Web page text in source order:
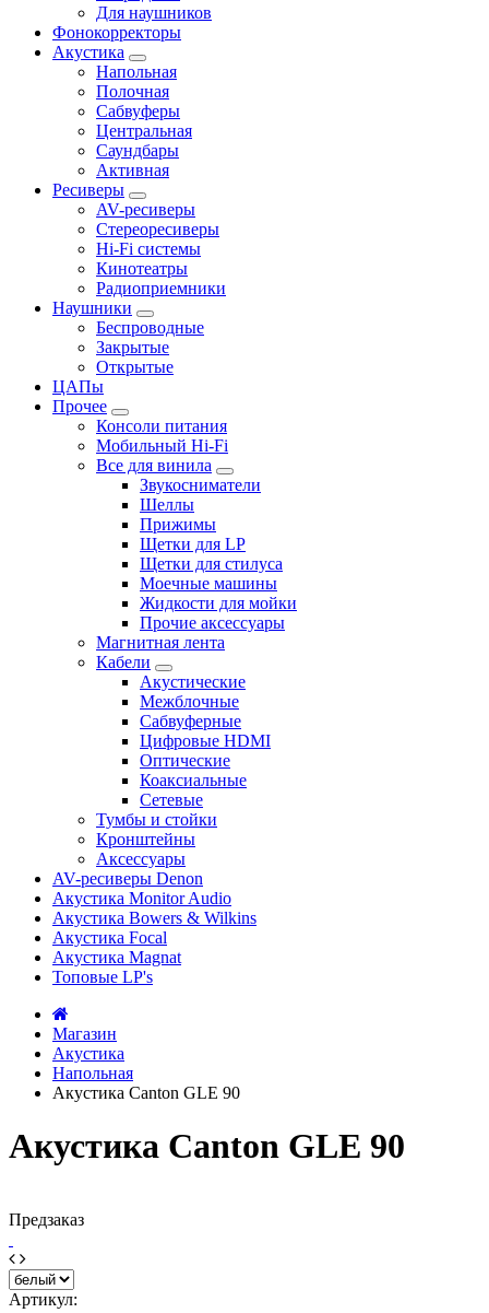
Для наушников
Фонокорректоры
Акустика
Напольная
Полочная
Сабвуферы
Центральная
Саундбары
Активная
Ресиверы
AV-ресиверы
Стереоресиверы
Hi-Fi системы
Кинотеатры
Радиоприемники
Наушники
Беспроводные
Закрытые
Открытые
ЦАПы
Прочее
Консоли питания
Мобильный Hi-Fi
Все для винила
Звукосниматели
Шеллы
Прижимы
Щетки для LP
Щетки для стилуса
Моечные машины
Жидкости для мойки
Прочие аксессуары
Магнитная лента
Кабели
Акустические
Межблочные
Сабвуферные
Цифровые HDMI
Оптические
Коаксиальные
Сетевые
Тумбы и стойки
Кронштейны
Аксессуары
AV-ресиверы Denon
Акустика Monitor Audio
Акустика Bowers & Wilkins
Акустика Focal
Акустика Magnat
Топовые LP's
Магазин
Акустика
Напольная
Акустика Canton GLE 90
Акустика Canton GLE 90
Предзаказ
Артикул: